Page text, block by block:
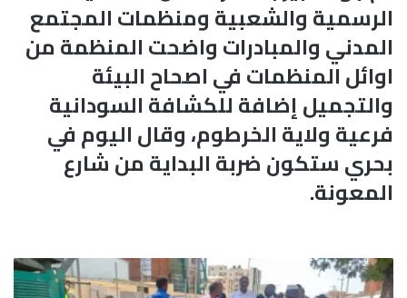
الرسمية والشعبية ومنظمات المجتمع
المدني والمبادرات واضحت المنظمة من
اوائل المنظمات في اصحاح البيئة
والتجميل إضافة للكشافة السودانية
فرعية ولاية الخرطوم، وقال اليوم في
بحري ستكون ضربة البداية من شارع
المعونة.
م
س